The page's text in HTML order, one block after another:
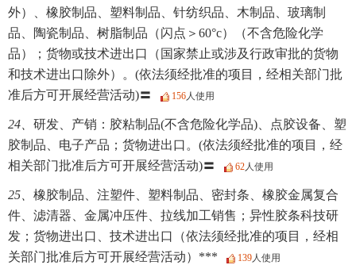
外）、橡胶制品、塑料制品、针纺织品、木制品、玻璃制
品、陶瓷制品、树脂制品（闪点＞60°c）（不含危险化学
品）；货物或技术进出口（国家禁止或涉及行政审批的货物
和技术进出口除外）。(依法须经批准的项目，经相关部门批
准后方可开展经营活动)〓
156人使用
24、 研发、产销：胶粘制品(不含危险化学品)、点胶设备、塑
胶制品、电子产品；货物进出口。(依法须经批准的项目，经
相关部门批准后方可开展经营活动)〓
62人使用
25、 橡胶制品、注塑件、塑料制品、密封条、橡胶金属复合
件、滤清器、金属冲压件、拉线加工销售；异性胶条科技研
发；货物进出口、技术进出口（依法须经批准的项目，经相
关部门批准后方可开展经营活动）***
139人使用